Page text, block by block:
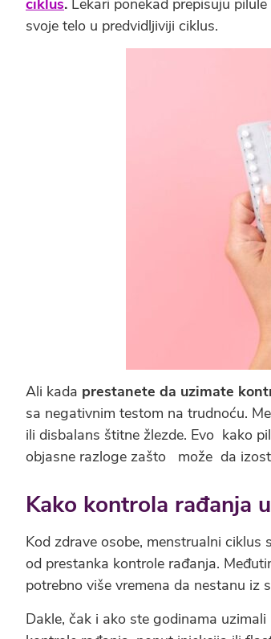
svoje telo u predvidljiviji ciklus.
Ali kada prestanete da uzimate
sa negativnim testom na trudnoću.
ili disbalans štitne žlezde. Evo kako
objasne razloge zašto može da
Kako kontrola rađanja
Kod zdrave osobe, menstrualni
od prestanka kontrole rađanja.
potrebno više vremena da nestanu iz
Dakle, čak i ako ste godinama